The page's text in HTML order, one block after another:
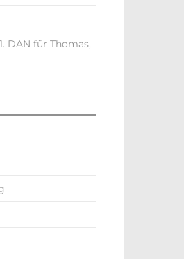
DAN für Thomas,